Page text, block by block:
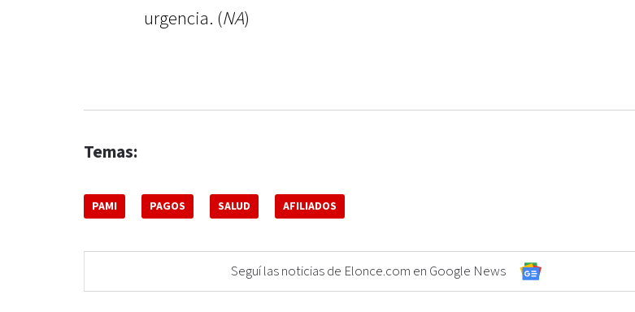
urgencia. (NA)
Temas:
PAMI PAGOS SALUD AFILIADOS
Seguí las noticias de Elonce.com en Google News